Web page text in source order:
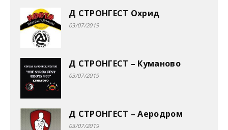
Д СТРОНГЕСТ Охрид
03/07/2019
Д СТРОНГЕСТ – Куманово
03/07/2019
Д СТРОНГЕСТ – Аеродром
03/07/2019